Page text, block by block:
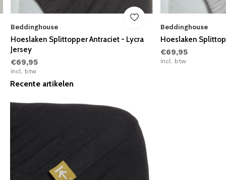
Beddinghouse
Hoeslaken Splittopper Antraciet - Lycra
Jersey
€69,95
Incl. btw
Beddinghouse
Hoeslaken
€69,95
Incl. btw
Recente artikelen